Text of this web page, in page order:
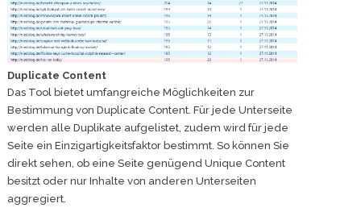
Duplicate Content
Das Tool bietet umfangreiche Möglichkeiten zur
Bestimmung von Duplicate Content. Für jede Unterseite
werden alle Duplikate aufgelistet, zudem wird für jede
Seite ein Einzigartigkeitsfaktor bestimmt. So können Sie
direkt sehen, ob eine Seite genügend Unique Content
besitzt oder nur Inhalte von anderen Unterseiten
aggregiert.